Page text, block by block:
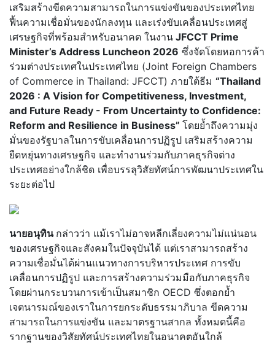
เสริมสร้างขีดความสามารถในการแข่งขันของประเทศไทย
ฟื้นความเชื่อมั่นของนักลงทุน และเร่งขับเคลื่อนประเทศสู่
เศรษฐกิจที่พร้อมสำหรับอนาคต ในงาน JFCCT Prime
Minister’s Address Luncheon 2026 ซึ่งจัดโดยหอการค้า
ร่วมต่างประเทศในประเทศไทย (Joint Foreign Chambers
of Commerce in Thailand: JFCCT) ภายใต้ธีม “Thailand
2026 : A Vision for Competitiveness, Investment,
and Future Ready - From Uncertainty to Confidence:
Reform and Resilience in Business” โดยย้ำถึงความมุ่ง
มั่นของรัฐบาลในการขับเคลื่อนการปฏิรูป เสริมสร้างความ
ยืดหยุ่นทางเศรษฐกิจ และทำงานร่วมกับภาคธุรกิจต่าง
ประเทศอย่างใกล้ชิด เพื่อบรรลุวิสัยทัศน์การพัฒนาประเทศใน
ระยะต่อไป
นายอนุทิน กล่าวว่า แม้เราไม่อาจหลีกเลี่ยงความไม่แน่นอน
ของเศรษฐกิจและสังคมในปัจจุบันได้ แต่เราสามารถสร้าง
ความเชื่อมั่นได้ผ่านแนวทางการบริหารประเทศ การขับ
เคลื่อนการปฏิรูป และการสร้างความร่วมมือกับภาคธุรกิจ
โดยผ่านกระบวนการเข้าเป็นสมาชิก OECD ซึ่งตอกย้ำ
เจตนารมณ์ของเราในการยกระดับธรรมาภิบาล ขีดความ
สามารถในการแข่งขัน และมาตรฐานสากล ทั้งหมดนี้คือ
รากฐานของวิสัยทัศน์ประเทศไทยในอนาคตอันใกล้